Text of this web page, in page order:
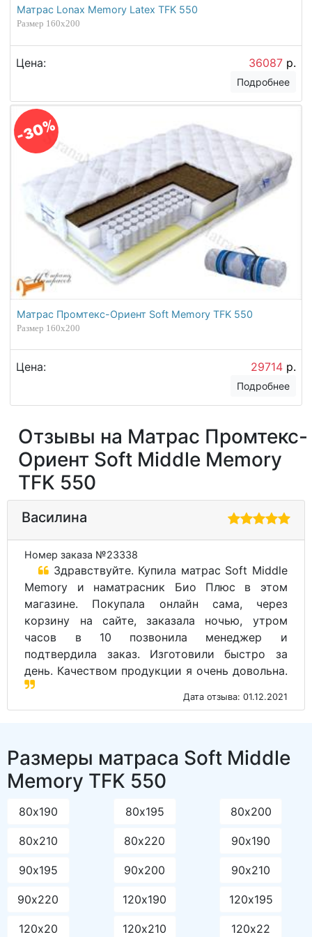
Матрас Lonax Memory Latex TFK 550
Размер 160х200
Цена: 36087 р.
Подробнее
-30%
Матрас Промтекс-Ориент Soft Memory TFK 550
Размер 160х200
Цена: 29714 р.
Подробнее
Отзывы на Матрас Промтекс-
Ориент Soft Middle Memory
TFK 550
Василина
Номер заказа №23338
Здравствуйте. Купила матрас Soft Middle
Memory и наматрасник Био Плюс в этом
магазине. Покупала онлайн сама, через
корзину на сайте, заказала ночью, утром
часов в 10 позвонила менеджер и
подтвердила заказ. Изготовили быстро за
день. Качеством продукции я очень довольна.
Дата отзыва: 01.12.2021
Размеры матраса Soft Middle
Memory TFK 550
80х190 80х195 80х200
80х210 80х220 90х190
90х195 90х200 90х210
90х220 120х190 120х195
120х20
120х210
120х22